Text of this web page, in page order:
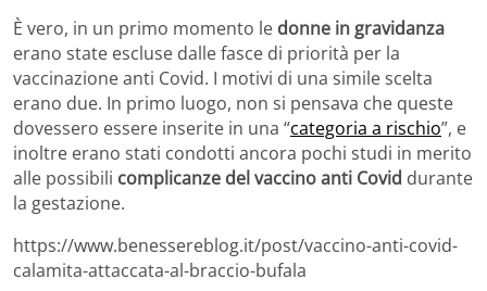
È vero, in un primo momento le donne in gravidanza
erano state escluse dalle fasce di priorità per la
vaccinazione anti Covid. I motivi di una simile scelta
erano due. In primo luogo, non si pensava che queste
dovessero essere inserite in una “categoria a rischio”, e
inoltre erano stati condotti ancora pochi studi in merito
alle possibili complicanze del vaccino anti Covid durante
la gestazione.
https://www.benessereblog.it/post/vaccino-anti-covid-
calamita-attaccata-al-braccio-bufala